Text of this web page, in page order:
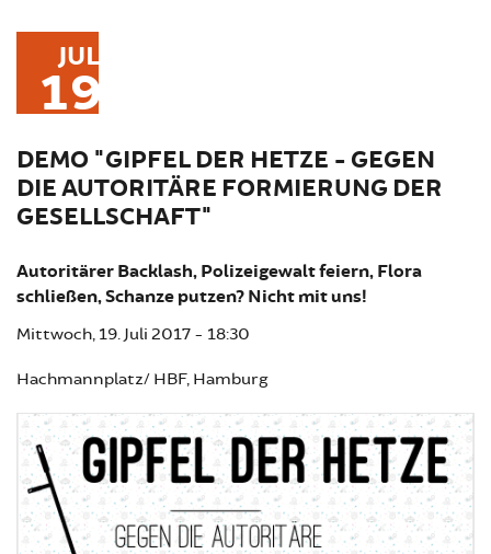
JUL
19
DEMO "GIPFEL DER HETZE - GEGEN
DIE AUTORITÄRE FORMIERUNG DER
GESELLSCHAFT"
Autoritärer Backlash, Polizeigewalt feiern, Flora
schließen, Schanze putzen? Nicht mit uns!
Mittwoch, 19. Juli 2017 - 18:30
Hachmannplatz/ HBF, Hamburg